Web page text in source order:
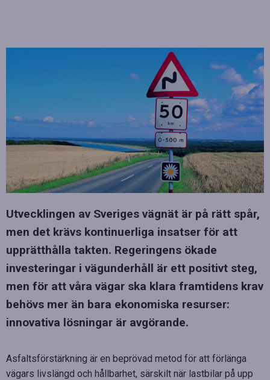
Utvecklingen av Sveriges vägnät är på rätt spår,
men det krävs kontinuerliga insatser för att
upprätthålla takten. Regeringens ökade
investeringar i vägunderhåll är ett positivt steg,
men för att våra vägar ska klara framtidens krav
behövs mer än bara ekonomiska resurser:
innovativa lösningar är avgörande.
Asfaltsförstärkning är en beprövad metod för att förlänga
vägars livslängd och hållbarhet, särskilt när lastbilar på upp